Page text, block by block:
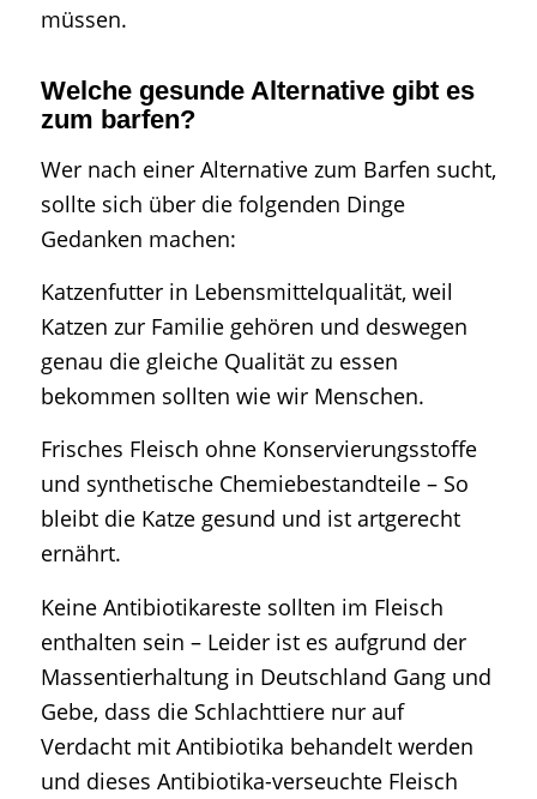
müssen.
Welche gesunde Alternative gibt es
zum barfen?
Wer nach einer Alternative zum Barfen sucht,
sollte sich über die folgenden Dinge
Gedanken machen:
Katzenfutter in Lebensmittelqualität, weil
Katzen zur Familie gehören und deswegen
genau die gleiche Qualität zu essen
bekommen sollten wie wir Menschen.
Frisches Fleisch ohne Konservierungsstoffe
und synthetische Chemiebestandteile – So
bleibt die Katze gesund und ist artgerecht
ernährt.
Keine Antibiotikareste sollten im Fleisch
enthalten sein – Leider ist es aufgrund der
Massentierhaltung in Deutschland Gang und
Gebe, dass die Schlachttiere nur auf
Verdacht mit Antibiotika behandelt werden
und dieses Antibiotika-verseuchte Fleisch